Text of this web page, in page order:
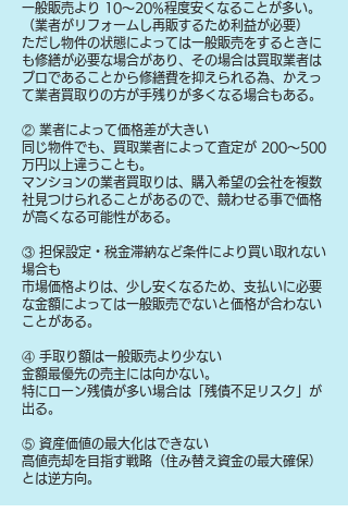
一般販売より 10〜20%程度安くなることが多い。
（業者がリフォームし再販するため利益が必要）
ただし物件の状態によっては一般販売をするときに
も修繕が必要な場合があり、その場合は買取業者は
プロであることから修繕費を抑えられる為、かえっ
て業者買取りの方が手残りが多くなる場合もある。
② 業者によって価格差が大きい
同じ物件でも、買取業者によって査定が 200〜500
万円以上違うことも。
マンションの業者買取りは、購入希望の会社を複数
社見つけられることがあるので、競わせる事で価格
が高くなる可能性がある。
③ 担保設定・税金滞納など条件により買い取れない
場合も
​市場価格よりは、少し安くなるため、支払いに必要
な金額によっては一般販売でないと価格が合わない
ことがある。
④ 手取り額は一般販売より少ない
金額最優先の売主には向かない。
特にローン残債が多い場合は「残債不足リスク」が
出る。
⑤ 資産価値の最大化はできない
高値売却を目指す戦略（住み替え資金の最大確保）
とは逆方向。